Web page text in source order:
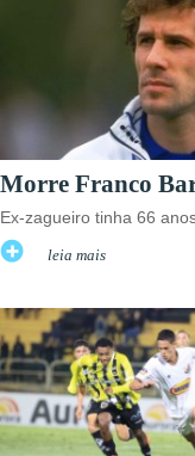
Morre Franco
Ex-zagueiro tinha 66
leia mais